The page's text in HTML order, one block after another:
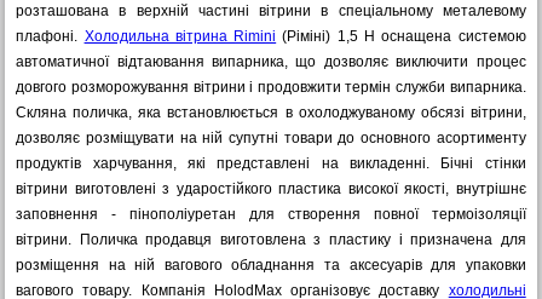
розташована в верхній частині вітрини в спеціальному металевому
плафоні. Холодильна вітрина Rimini (Ріміні) 1,5 H оснащена системою
автоматичної відтаювання випарника, що дозволяє виключити процес
довгого розморожування вітрини і продовжити термін служби випарника.
Скляна поличка, яка встановлюється в охолоджуваному обсязі вітрини,
дозволяє розміщувати на ній супутні товари до основного асортименту
продуктів харчування, які представлені на викладенні. Бічні стінки
вітрини виготовлені з ударостійкого пластика високої якості, внутрішнє
заповнення - пінополіуретан для створення повної термоізоляції
вітрини. Поличка продавця виготовлена з пластику і призначена для
розміщення на ній вагового обладнання та аксесуарів для упаковки
вагового товару. Компанія HolodMax організовує доставку холодильні